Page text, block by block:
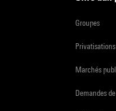
Groupes
Privatisations
Marchés
Demandes